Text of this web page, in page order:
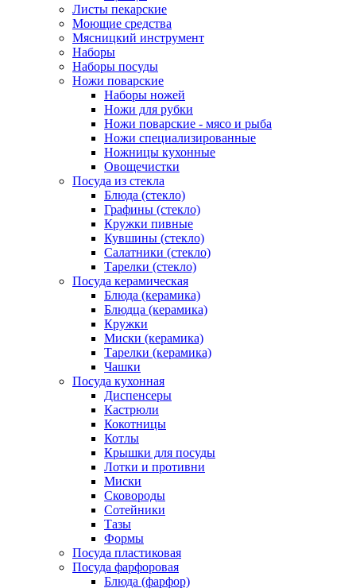
Листы пекарские
Моющие средства
Мясницкий инструмент
Наборы
Наборы посуды
Ножи поварские
Наборы ножей
Ножи для рубки
Ножи поварские - мясо и рыба
Ножи специализированные
Ножницы кухонные
Овощечистки
Посуда из стекла
Блюда (стекло)
Графины (стекло)
Кружки пивные
Кувшины (стекло)
Салатники (стекло)
Тарелки (стекло)
Посуда керамическая
Блюда (керамика)
Блюдца (керамика)
Кружки
Миски (керамика)
Тарелки (керамика)
Чашки
Посуда кухонная
Диспенсеры
Кастрюли
Кокотницы
Котлы
Крышки для посуды
Лотки и противни
Миски
Сковороды
Сотейники
Тазы
Формы
Посуда пластиковая
Посуда фарфоровая
Блюда (фарфор)